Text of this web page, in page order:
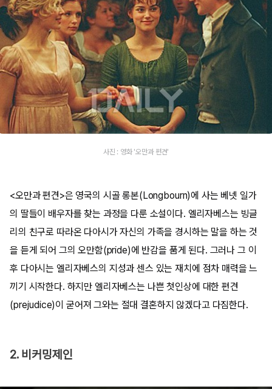
사진 : 영화 '오만과 편견'
<오만과 편견>은 영국의 시골 롱본(Longbourn)에 사는 베넷 일가
의 딸들이 배우자를 찾는 과정을 다룬 소설이다. 엘리자베스는 빙글
리의 친구로 따라온 다아시가 자신의 가족을 경시하는 말을 하는 것
을 듣게 되어 그의 오만함(pride)에 반감을 품게 된다. 그러나 그 이
후 다아시는 엘리자베스의 지성과 센스 있는 재치에 점차 매력을 느
끼기 시작한다. 하지만 엘리자베스는 나쁜 첫인상에 대한 편견
(prejudice)이 굳어져 그와는 절대 결혼하지 않겠다고 다짐한다.
2. 비커밍제인